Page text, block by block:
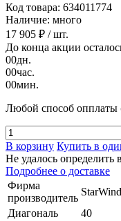
Код товара: 634011774
Наличие: много
17 905 ₽ / шт.
До конца акции
00дн.
00час.
00мин.
Любой способ опплаты
В корзину Купить в
Не удалось определить
Подробнее о доставке
Фирма
производитель
StarWind
Диагональ
40